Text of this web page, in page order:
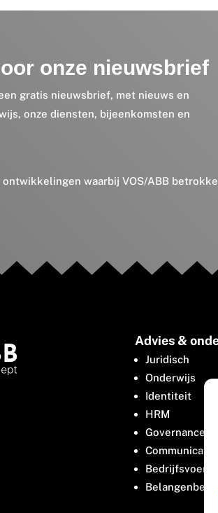
onze nieuwsbrief
gratis nieuwsbrief, met nieuws en
onze diensten, bijeenkomsten en
waarbij VOS/ABB
Advies &
Juridisch
Onderwijs
Identiteit
HRM
Governance
Communicatie